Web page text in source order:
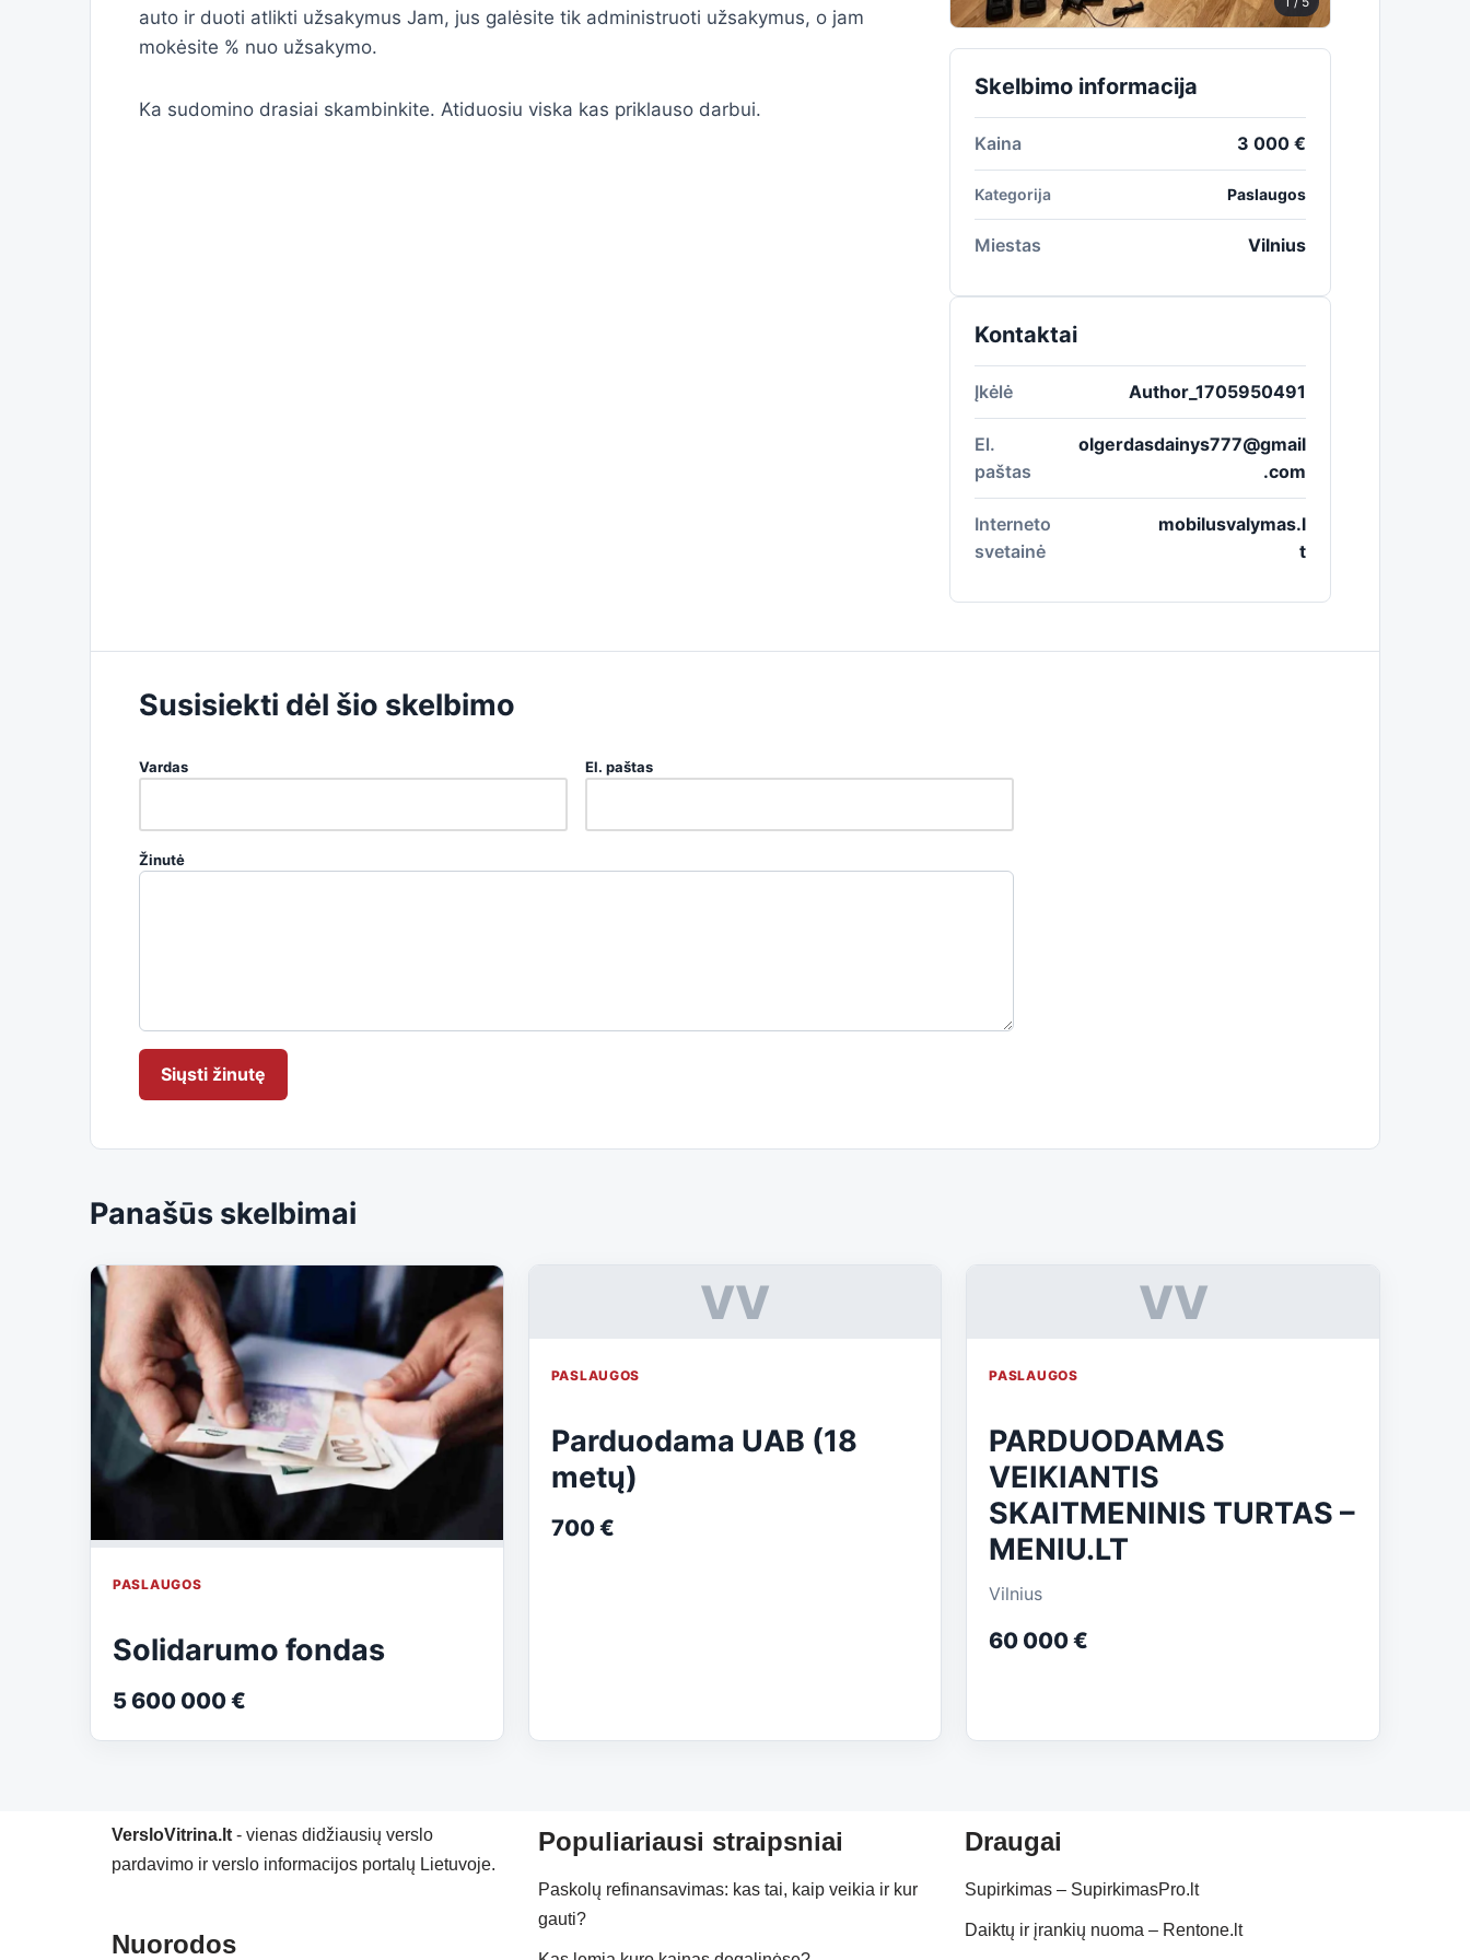
auto ir duoti atlikti užsakymus Jam, jus galėsite tik administruoti užsakymus, o jam
mokėsite % nuo užsakymo.
Ka sudomino drasiai skambinkite. Atiduosiu viska kas priklauso darbui.
Skelbimo informacija
Kaina 3 000 €
Kategorija Paslaugos
Miestas Vilnius
Kontaktai
Įkėlė Author_1705950491
El.
paštas
olgerdasdainys777@gmail
.com
Interneto
svetainė
mobilusvalymas.l
t
Susisiekti dėl šio skelbimo
Vardas El. paštas
Žinutė
Siųsti žinutę
Panašūs skelbimai
PASLAUGOS
Solidarumo fondas
5 600 000 €
VV
PASLAUGOS
Parduodama UAB (18
metų)
700 €
VV
PASLAUGOS
PARDUODAMAS
VEIKIANTIS
SKAITMENINIS TURTAS –
MENIU.LT
Vilnius
60 000 €
VersloVitrina.lt - vienas didžiausių verslo
pardavimo ir verslo informacijos portalų Lietuvoje.
Nuorodos
Populiariausi straipsniai
Paskolų refinansavimas: kas tai, kaip veikia ir kur
gauti?
Draugai
Supirkimas – SupirkimasPro.lt
Daiktų ir įrankių nuoma – Rentone.lt